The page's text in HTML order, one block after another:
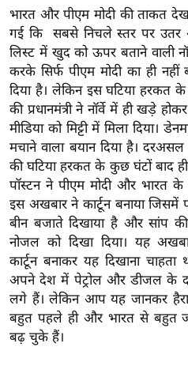
वि
शे
ष
ज्ञ
रा
य
ब
ज
ट
खे
ल
क्रि
के
ट
I
P
भारत और पीएम मोदी की ताकत देख
गई कि सबसे निचले स्तर पर उतर
लिस्ट में खुद को ऊपर बताने वाली
करके सिर्फ पीएम मोदी का ही
दिया है। लेकिन इस घटिया हरकत के
की प्रधानमंत्री ने नॉर्वे में ही खड़े
मीडिया को मिट्टी में मिला दिया।
मचाने वाला बयान दिया है। दरअसल
की घटिया हरकत के कुछ घंटों बाद
पॉस्टन ने पीएम मोदी और भारत के
इस अखबार ने कार्टून बनाया जिसमें
बीन बजाते दिखाया है और सांप
नोजल को दिखा दिया। यह
कार्टून बनाकर यह दिखाना
अपने देश में पेट्रोल और डीजल के
लगे हैं। लेकिन आप यह जानकर
बहुत पहले ही और भारत से बहुत
बढ़ चुके हैं।